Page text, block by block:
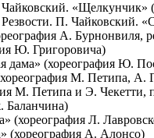
«Щелкунчик»
П. Чайковский.
А. Бурнонвиля,
Ю. Григоровича)
(хореография Ю.
М. Петипа, А.
М. Петипа и Э. Чекетти,
Баланчина)
(хореография Л.
(хореография А. Алонсо)